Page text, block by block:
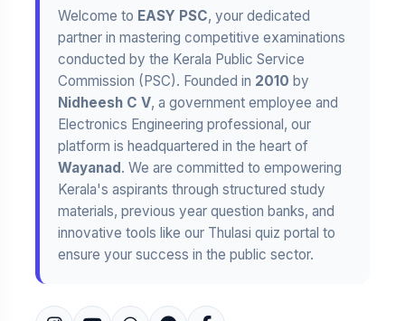
Welcome to EASY PSC, your dedicated
partner in mastering competitive examinations
conducted by the Kerala Public Service
Commission (PSC). Founded in 2010 by
Nidheesh C V, a government employee and
Electronics Engineering professional, our
platform is headquartered in the heart of
Wayanad . We are committed to empowering
Kerala's aspirants through structured study
materials, previous year question banks, and
innovative tools like our Thulasi quiz portal to
ensure your success in the public sector.